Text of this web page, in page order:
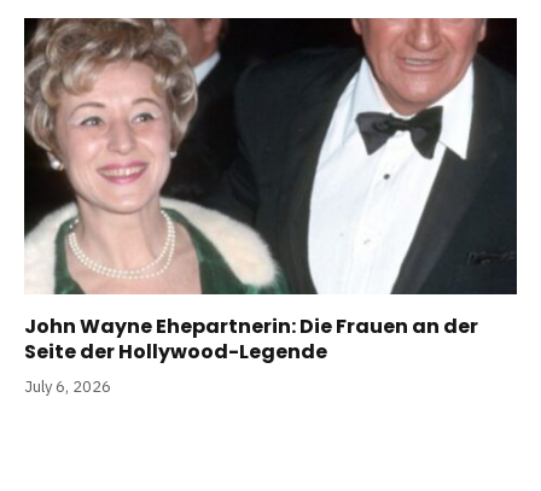
John Wayne Ehepartnerin: Die Frauen an der
Seite der Hollywood-Legende
July 6, 2026